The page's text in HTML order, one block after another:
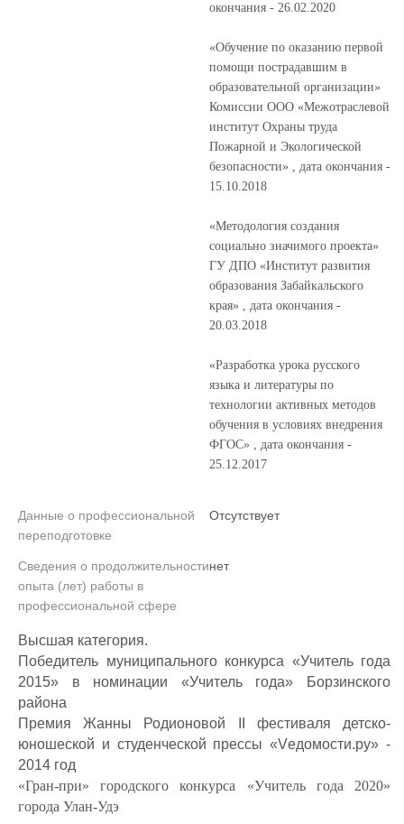
окончания - 26.02.2020
«Обучение по оказанию первой
помощи пострадавшим в
образовательной организации»
Комиссии ООО «Межотраслевой
институт Охраны труда
Пожарной и Экологической
безопасности» , дата окончания -
15.10.2018
«Методология создания
социально значимого проекта»
ГУ ДПО «Институт развития
образования Забайкальского
края» , дата окончания -
20.03.2018
«Разработка урока русского
языка и литературы по
технологии активных методов
обучения в условиях внедрения
ФГОС» , дата окончания -
25.12.2017
Данные о профессиональной
переподготовке
Отсутствует
Сведения о продолжительности
опыта (лет) работы в
профессиональной сфере
нет
Высшая категория.
Победитель муниципального конкурса «Учитель года
2015» в номинации «Учитель года» Борзинского
района
Премия Жанны Родионовой
фестиваля детско-
юношеской и студенческой прессы «Vедомости.ру» -
2014 год
«Гран-при» городского конкурса «Учитель года 2020»
города Улан-Удэ